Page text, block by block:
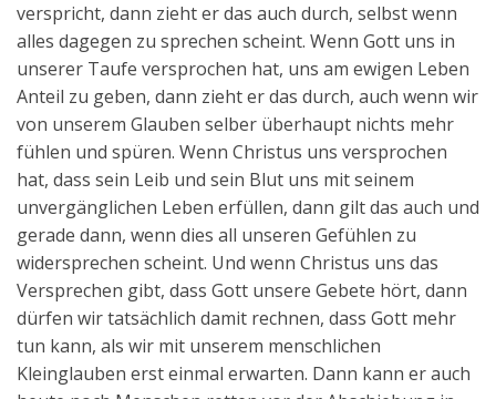
verspricht, dann zieht er das auch durch, selbst wenn
alles dagegen zu sprechen scheint. Wenn Gott uns in
unserer Taufe versprochen hat, uns am ewigen Leben
Anteil zu geben, dann zieht er das durch, auch wenn wir
von unserem Glauben selber überhaupt nichts mehr
fühlen und spüren. Wenn Christus uns versprochen
hat, dass sein Leib und sein Blut uns mit seinem
unvergänglichen Leben erfüllen, dann gilt das auch und
gerade dann, wenn dies all unseren Gefühlen zu
widersprechen scheint. Und wenn Christus uns das
Versprechen gibt, dass Gott unsere Gebete hört, dann
dürfen wir tatsächlich damit rechnen, dass Gott mehr
tun kann, als wir mit unserem menschlichen
Kleinglauben erst einmal erwarten. Dann kann er auch